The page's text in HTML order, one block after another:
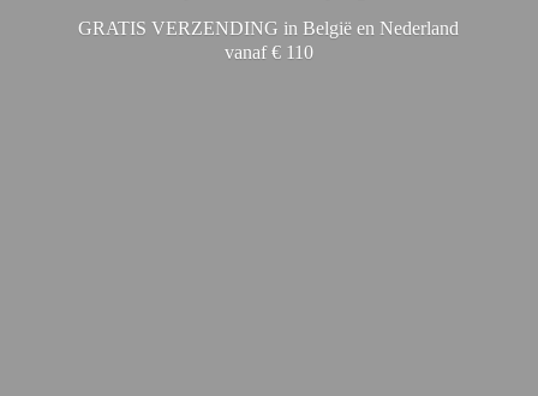
GRATIS VERZENDING in België en Nederland
vanaf € 110